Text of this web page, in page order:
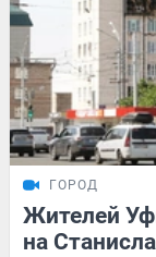
ГОРОД
Жителей
на